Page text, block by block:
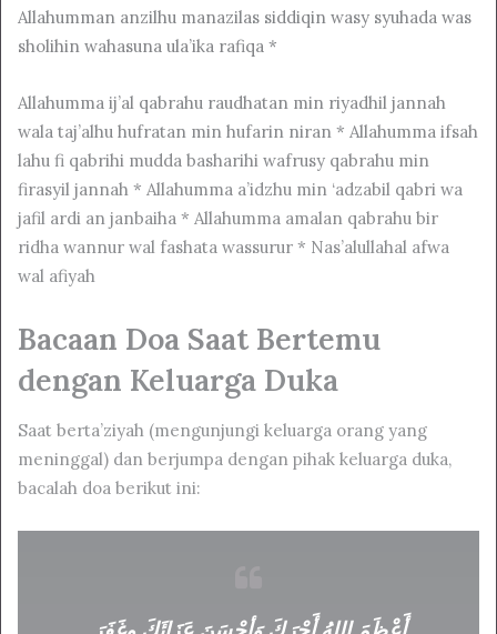
Allahumman anzilhu manazilas siddiqin wasy syuhada was
sholihin wahasuna ula’ika rafiqa *
Allahumma ij’al qabrahu raudhatan min riyadhil jannah
wala taj’alhu hufratan min hufarin niran * Allahumma ifsah
lahu fi qabrihi mudda basharihi wafrusy qabrahu min
firasyil jannah * Allahumma a’idzhu min ‘adzabil qabri wa
jafil ardi an janbaiha * Allahumma amalan qabrahu bir
ridha wannur wal fashata wassurur * Nas’alullahal afwa
wal afiyah
Bacaan Doa Saat Bertemu
dengan Keluarga Duka
Saat berta’ziyah (mengunjungi keluarga orang yang
meninggal) dan berjumpa dengan pihak keluarga duka,
bacalah doa berikut ini: